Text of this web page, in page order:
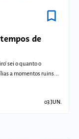
bookmark_border
de
sei o quanto o
a momentos ruins.
03 JUN.